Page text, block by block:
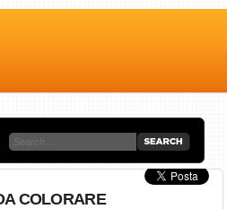
COLORARE